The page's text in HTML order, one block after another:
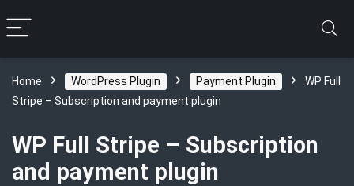
Home WordPress Plugin Payment Plugin
WP Full
Stripe – Subscription and payment plugin
WP Full Stripe – Subscription
and payment plugin